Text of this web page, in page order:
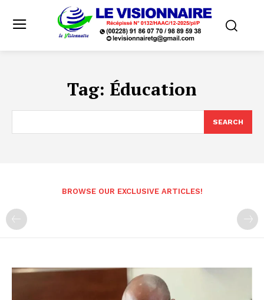
Tag: Éducation
SEARCH
BROWSE OUR EXCLUSIVE ARTICLES!